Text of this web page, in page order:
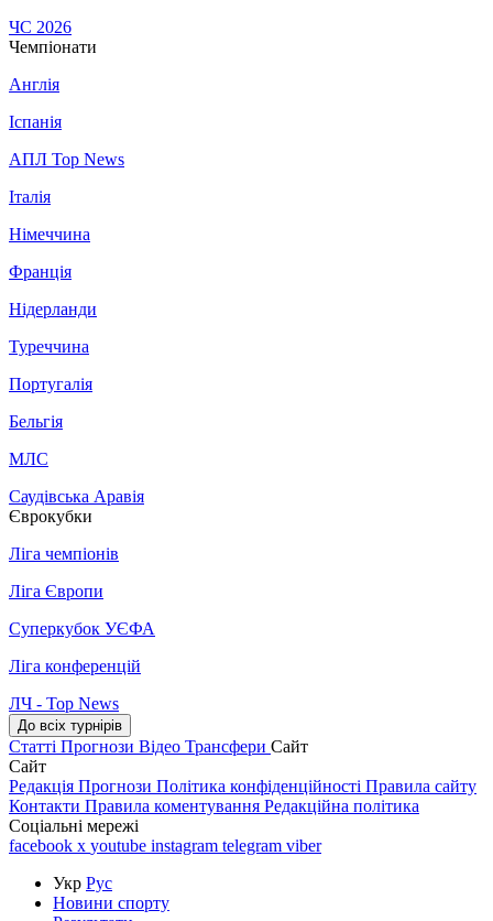
ЧС 2026
Чемпіонати
Англія
Іспанія
АПЛ Top News
Італія
Німеччина
Франція
Нідерланди
Туреччина
Португалія
Бельгія
МЛС
Саудівська Аравія
Єврокубки
Ліга чемпіонів
Ліга Європи
Суперкубок УЄФА
Ліга конференцій
ЛЧ - Top News
До всіх турнірів
Статті Прогнози Відео Трансфери Сайт
Сайт
Редакція Прогнози Політика конфіденційності Правила сайту
Контакти Правила коментування Редакційна політика
Соціальні мережі
facebook x youtube instagram telegram viber
Укр Рус
Новини спорту